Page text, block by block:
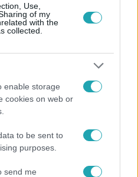
Use,
of my
with the
collected.
enable storage
cookies on web or
to be sent to
purposes.
send me
A legjobb ajánlat
a tárgyak értékéről
beszél.